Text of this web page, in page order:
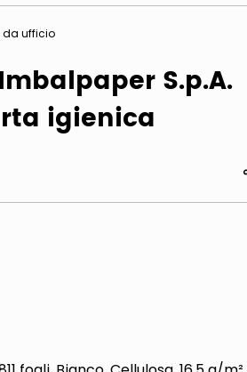
da ufficio
S.p.A.
igienica